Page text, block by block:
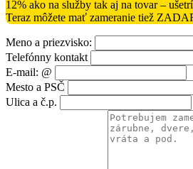
12% ako na služby tak aj na tovar –
Teraz môžete mať zameranie tiež
Meno a priezvisko:
Telefónny kontakt
E-mail: @
Mesto a PSČ
Ulica a č.p.